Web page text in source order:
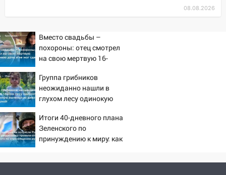
Ураган вырвал остановку на улице
14:26
Жители Ульяновска сами
пытаются расчистить ливнёвки, не
дождавшись коммунальщиков
14:16
Шторм продолжает ломать город:
на улице Любови Шевцовой рухнул
светофор
14:14
Студента из Ульяновска обманули
мошенники под видом преподавателя
упавшее дерево или затопленную улицу
08.08.2026
Вместо свадьбы –
похороны: отец смотрел
на свою мертвую 16-
сдержать слезы
Группа грибников
неожиданно нашли в
глухом лесу одинокую
девочку с игрушкой
Итоги 40-дневного плана
Зеленского по
принуждению к миру: как